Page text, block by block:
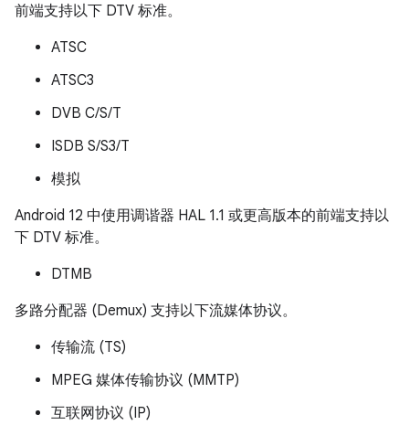
前端支持以下 DTV 标准。
ATSC
ATSC3
DVB C/S/T
ISDB S/S3/T
模拟
Android 12 中使用调谐器 HAL 1.1 或更高版本的前端支持以
下 DTV 标准。
DTMB
多路分配器 (Demux) 支持以下流媒体协议。
传输流 (TS)
MPEG 媒体传输协议 (MMTP)
互联网协议 (IP)